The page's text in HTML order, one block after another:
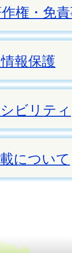
権・免
報保護
ビリティ
について